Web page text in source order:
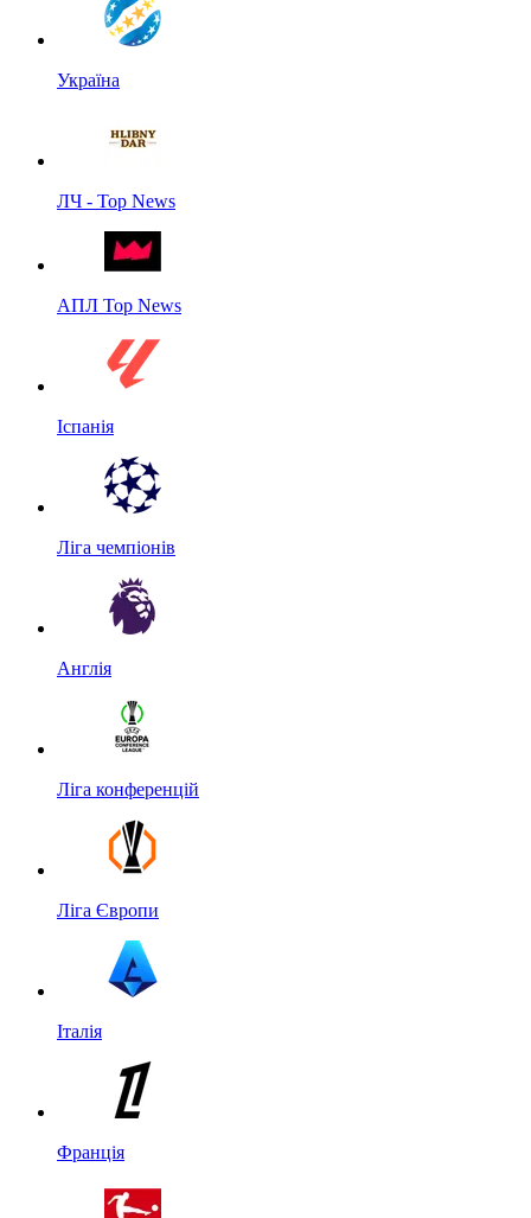
Україна
ЛЧ - Top News
АПЛ Top News
Іспанія
Ліга чемпіонів
Англія
Ліга конференцій
Ліга Європи
Італія
Франція